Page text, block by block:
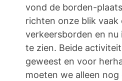
vond de borden-
richten onze blik vaak
verkeersborden en nu
te zien. Beide
geweest en voor
moeten we alleen